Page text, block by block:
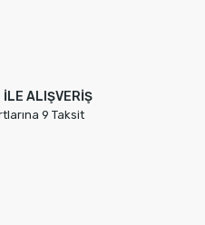
İLE ALIŞVERİŞ
9 Taksit